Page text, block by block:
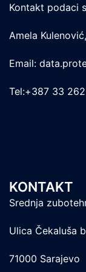
Kontakt podaci
Amela Kulenović,
Email:
Tel:+387 33
KONTAKT
Srednja
Ulica Čekaluša
71000 Sarajevo